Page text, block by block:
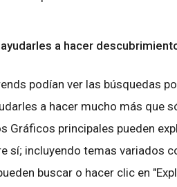
a hacer
podían ver las búsquedas
a hacer mucho más que
Gráficos principales pueden
sí; incluyendo temas variados
buscar o hacer clic en